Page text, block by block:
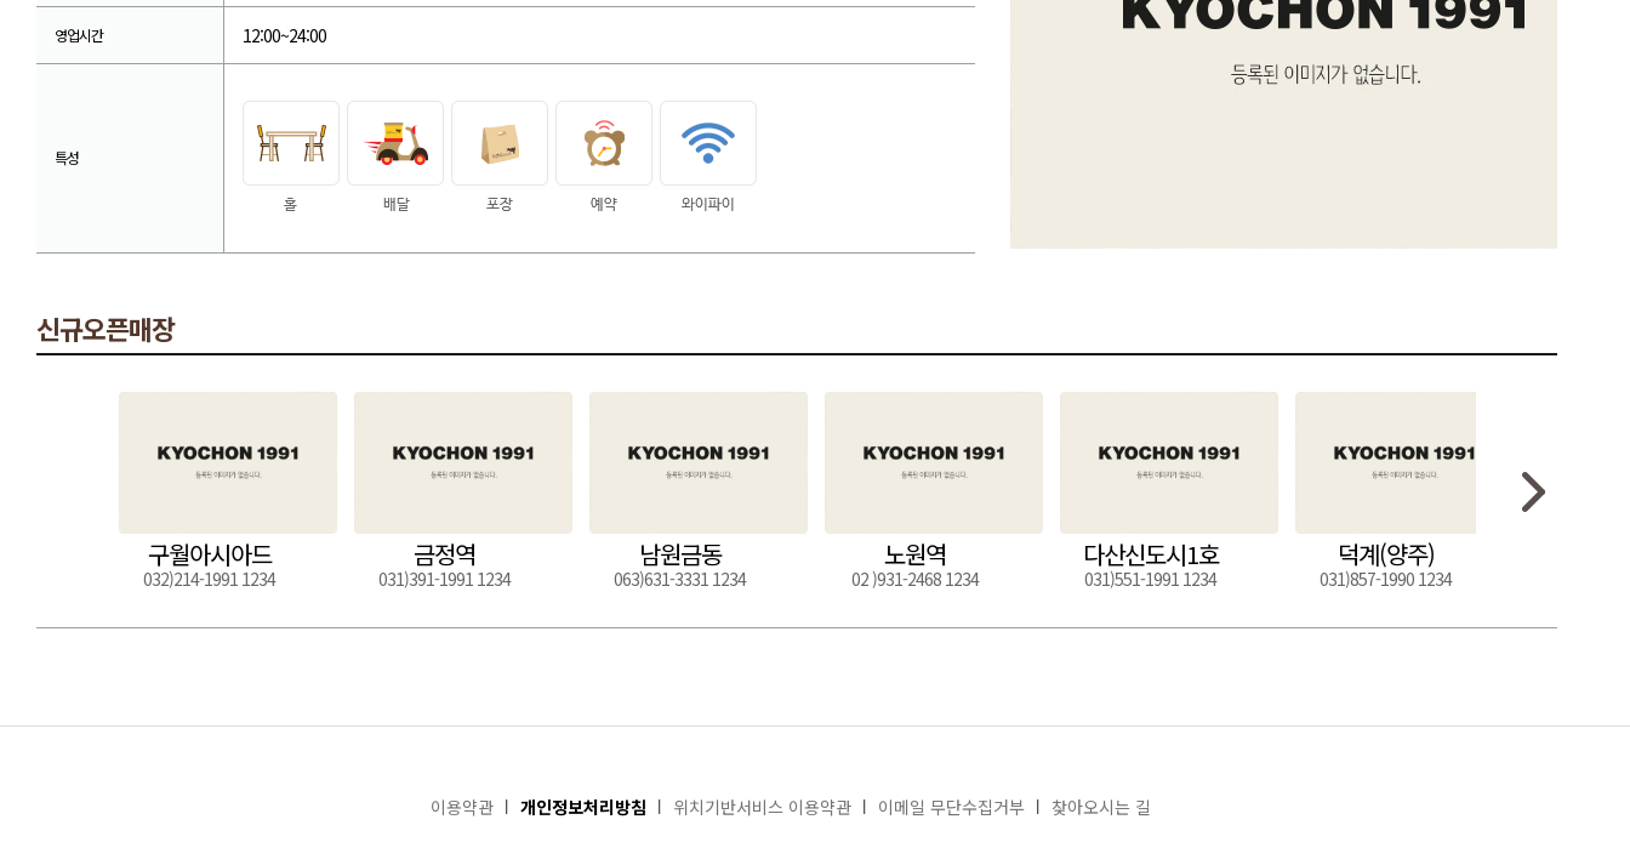
영업시간 12:00~24:00
특성
신규오픈매장
구월아시아드
032)214-1991 1234
금정역
031)391-1991 1234
남원금동
063)631-3331 1234
노원역
02 )931-2468 1234
다산신도시1호
031)551-1991 1234
덕계(양주)
031)857-1990 1234
이용약관 개인정보처리방침 위치기반서비스 이용약관 이메일 무단수집거부 찾아오시는 길